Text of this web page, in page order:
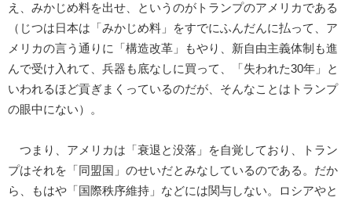
え、みかじめ料を出せ、というのがトランプのアメリカである
（じつは日本は「みかじめ料」をすでにふんだんに払って、ア
メリカの言う通りに「構造改革」もやり、新自由主義体制も進
んで受け入れて、兵器も底なしに買って、「失われた30年」と
いわれるほど貢ぎまくっているのだが、そんなことはトランプ
の眼中にない）。
つまり、アメリカは「衰退と没落」を自覚しており、トラン
プはそれを「同盟国」のせいだとみなしているのである。だか
ら、もはや「国際秩序維持」などには関与しない。ロシアやと